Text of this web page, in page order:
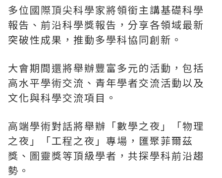
多位國際頂尖科學家將領銜主講基礎科學
報告、前沿科學獎報告，分享各領域最新
突破性成果，推動多學科協同創新。
大會期間還將舉辦豐富多元的活動，包括
高水平學術交流、青年學者交流活動以及
文化與科學交流項目。
高端學術對話將舉辦 「數學之夜 」 「物理
之夜 」 「工程之夜 」 專場，匯聚菲爾茲
獎、圖靈獎等頂級學者，共探學科前沿趨
勢。